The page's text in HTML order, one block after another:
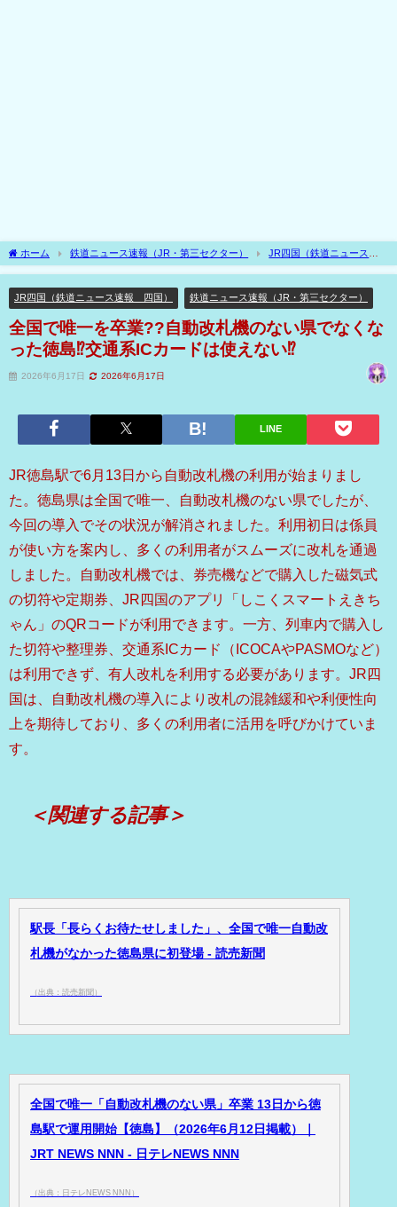
ホーム 鉄道ニュース速報（JR・第三セクター）
JR四国（鉄道ニュース速
報 四国）
全国で唯一を卒業??自動改札機のない県でなくなった徳島⁉交通系ICカ
JR四国（鉄道ニュース速報 四国）
鉄道ニュース速報（JR・第三セクター）
全国で唯一を卒業??自動改札機のない県でなくな
った徳島⁉交通系ICカードは使えない⁉
2026年6月17日 2026年6月17日
LINE
JR徳島駅で6月13日から自動改札機の利用が始まりまし
た。徳島県は全国で唯一、自動改札機のない県でしたが、
今回の導入でその状況が解消されました。利用初日は係員
が使い方を案内し、多くの利用者がスムーズに改札を通過
しました。自動改札機では、券売機などで購入した磁気式
の切符や定期券、JR四国のアプリ「しこくスマートえきち
ゃん」のQRコードが利用できます。一方、列車内で購入し
た切符や整理券、交通系ICカード（ICOCAやPASMOなど）
は利用できず、有人改札を利用する必要があります。JR四
国は、自動改札機の導入により改札の混雑緩和や利便性向
上を期待しており、多くの利用者に活用を呼びかけていま
す。
＜関連する記事＞
駅長「長らくお待たせしました」、全国で唯一自動改
札機がなかった徳島県に初登場 - 読売新聞
（出典：読売新聞）
全国で唯一「自動改札機のない県」卒業 13日から徳
島駅で運用開始【徳島】（2026年6月12日掲載）｜
JRT NEWS NNN - 日テレNEWS NNN
（出典：日テレNEWS NNN）